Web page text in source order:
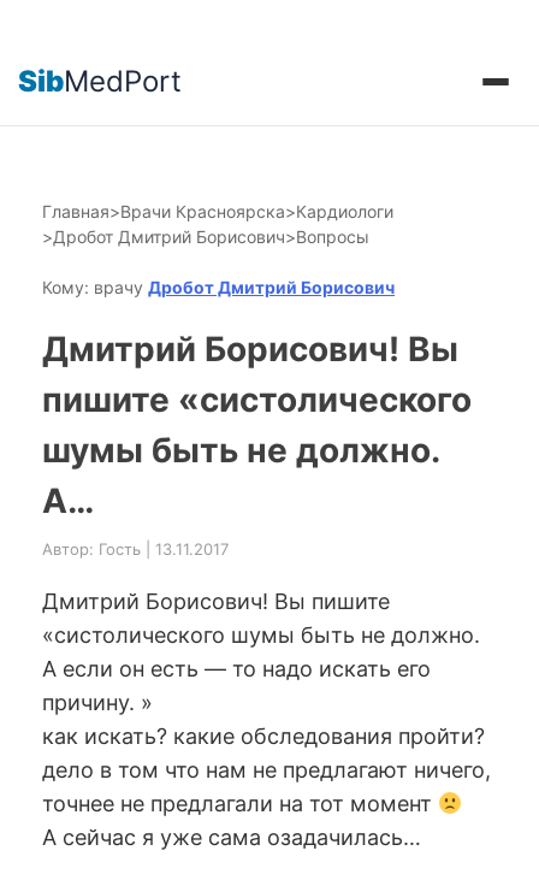
SibMedPort
Главная>Врачи Красноярска>Кардиологи
>Дробот Дмитрий Борисович>Вопросы
Кому: врачу Дробот Дмитрий Борисович
Дмитрий Борисович! Вы
пишите «систолического
шумы быть не должно.
А…
Автор: Гость | 13.11.2017
Дмитрий Борисович! Вы пишите
«систолического шумы быть не должно.
А если он есть — то надо искать его
причину. »
как искать? какие обследования пройти?
дело в том что нам не предлагают ничего,
точнее не предлагали на тот момент
А сейчас я уже сама озадачилась…